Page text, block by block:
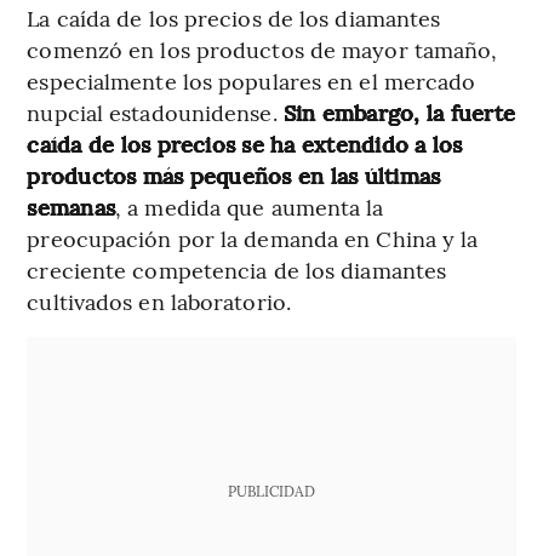
La caída de los precios de los diamantes
comenzó en los productos de mayor tamaño,
especialmente los populares en el mercado
nupcial estadounidense. Sin embargo, la fuerte
caída de los precios se ha extendido a los
productos más pequeños en las últimas
semanas, a medida que aumenta la
preocupación por la demanda en China y la
creciente competencia de los diamantes
cultivados en laboratorio.
PUBLICIDAD